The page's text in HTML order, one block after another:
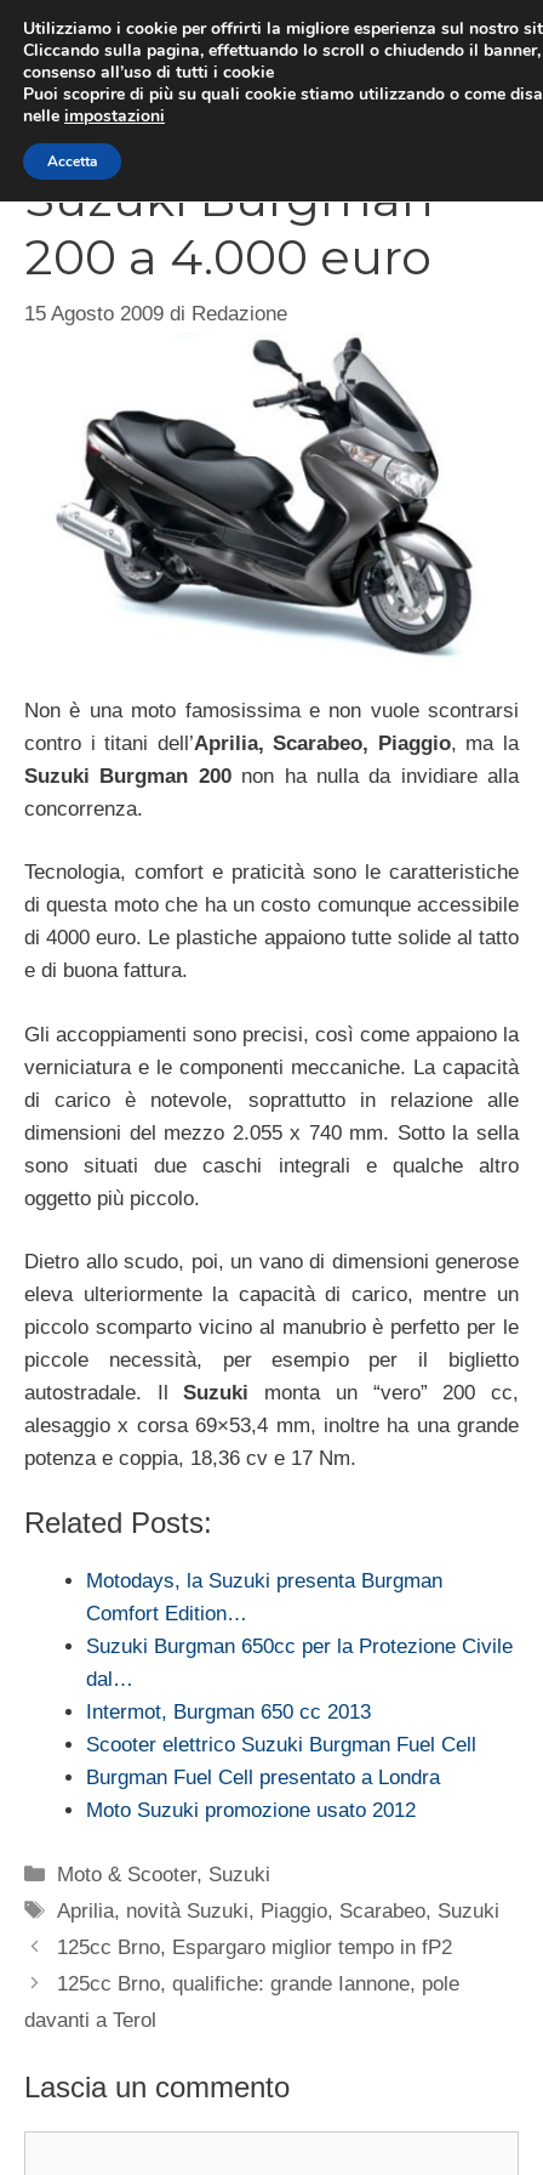
contenuto
Suzuki Burgman
200 a 4.000 euro
15 Agosto 2009 di Redazione
Non è una moto famosissima e non vuole scontrarsi
contro i titani dell’Aprilia, Scarabeo, Piaggio, ma la
Suzuki Burgman 200 non ha nulla da invidiare alla
concorrenza.
Tecnologia, comfort e praticità sono le caratteristiche
di questa moto che ha un costo comunque accessibile
di 4000 euro. Le plastiche appaiono tutte solide al tatto
e di buona fattura.
Gli accoppiamenti sono precisi, così come appaiono la
verniciatura e le componenti meccaniche. La capacità
di carico è notevole, soprattutto in relazione alle
dimensioni del mezzo 2.055 x 740 mm. Sotto la sella
sono situati due caschi integrali e qualche altro
oggetto più piccolo.
Dietro allo scudo, poi, un vano di dimensioni generose
eleva ulteriormente la capacità di carico, mentre un
piccolo scomparto vicino al manubrio è perfetto per le
piccole necessità, per esempio per il biglietto
autostradale. IlSuzuki monta un “vero” 200 cc,
alesaggio x corsa 69×53,4 mm, inoltre ha una grande
potenza e coppia, 18,36 cv e 17 Nm.
Related Posts:
Motodays, la Suzuki presenta Burgman
Comfort Edition…
Suzuki Burgman 650cc per la Protezione Civile
dal…
Intermot, Burgman 650 cc 2013
Scooter elettrico Suzuki Burgman Fuel Cell
Burgman Fuel Cell presentato a Londra
Moto Suzuki promozione usato 2012
Categorie
Moto & Scooter, Suzuki
Tag
Aprilia, novità Suzuki, Piaggio, Scarabeo, Suzuki
125cc Brno, Espargaro miglior tempo in fP2
125cc Brno, qualifiche: grande Iannone, pole
davanti a Terol
Lascia un commento
Utilizziamo i cookie per offrirti la migliore esperienza sul nostro
Cliccando sulla pagina, effettuando lo scroll o chiudendo il
consenso all’uso di tutti i cookie
Puoi scoprire di più su quali cookie stiamo utilizzando o come
nelle impostazioni
Accetta